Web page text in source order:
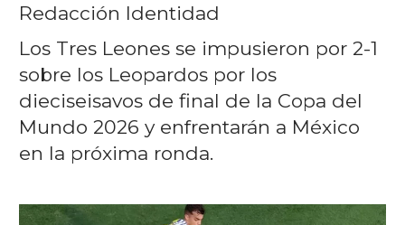
Redacción Identidad
Los Tres Leones se impusieron por 2-1
sobre los Leopardos por los
dieciseisavos de final de la Copa del
Mundo 2026 y enfrentarán a México
en la próxima ronda.